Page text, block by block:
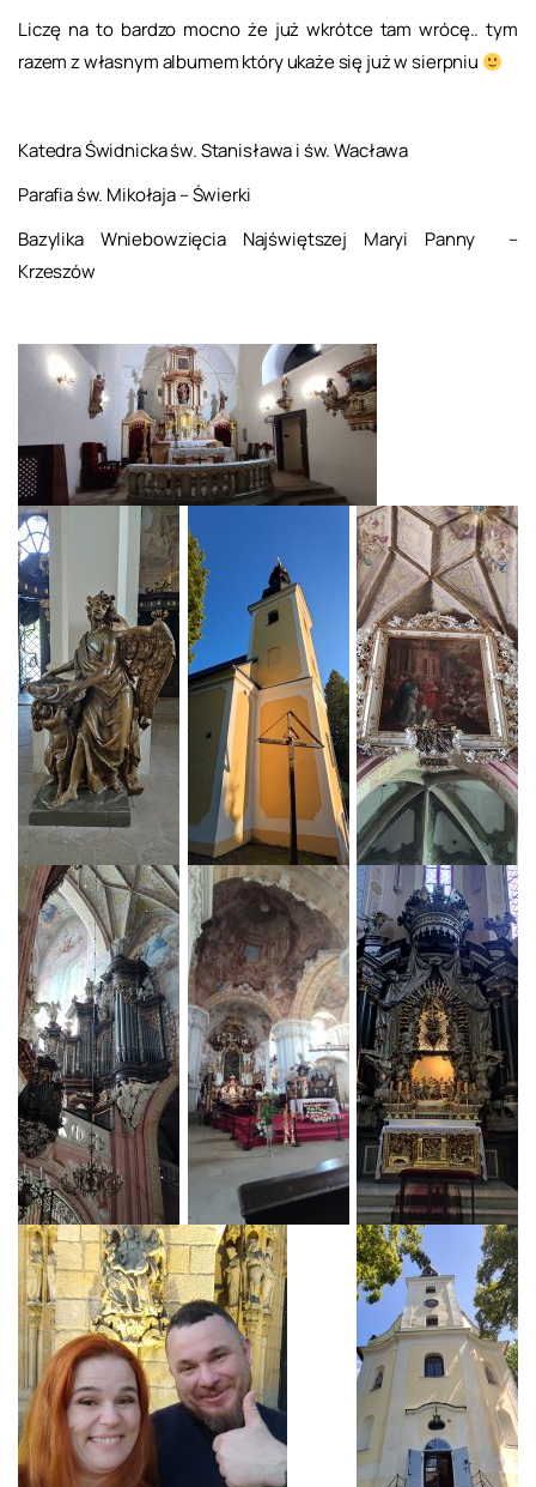
Liczę na to bardzo mocno że już wkrótce tam wrócę.. tym
razem z własnym albumem który ukaże się już w sierpniu
Katedra Świdnicka św. Stanisława i św. Wacława
Parafia św. Mikołaja – Świerki
Bazylika Wniebowzięcia Najświętszej Maryi Panny –
Krzeszów